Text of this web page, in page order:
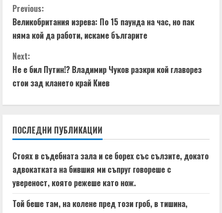
C
o
n
t
u
e
R
e
Previous:
Великобритания изрева: По 15 паунда на час, но пак
няма кой да работи, искаме българите
Next:
Не е бил Путин!? Владимир Чуков разкри кой главорез
стои зад клането край Киев
ПОСЛЕДНИ ПУБЛИКАЦИИ
Стоях в съдебната зала и се борех със сълзите, докато
адвокатката на бившия ми съпруг говореше с
увереност, която режеше като нож.
Той беше там, на колене пред този гроб, в тишина,